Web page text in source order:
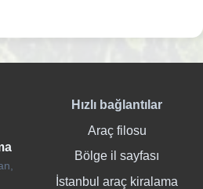
Hızlı bağlantılar
Araç filosu
Bölge il sayfası
İstanbul araç kiralama